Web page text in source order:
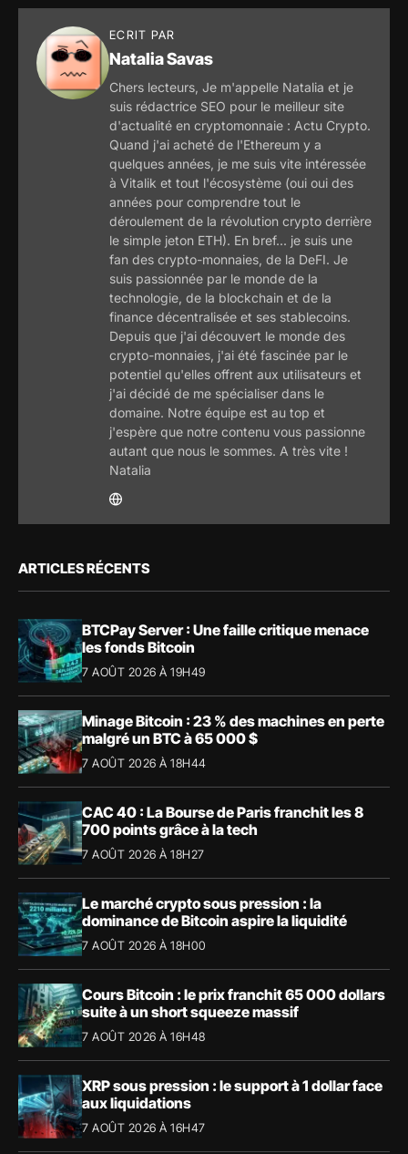
ECRIT PAR
Natalia Savas
Chers lecteurs, Je m'appelle Natalia et je
suis rédactrice SEO pour le meilleur site
d'actualité en cryptomonnaie : Actu Crypto.
Quand j'ai acheté de l'Ethereum y a
quelques années, je me suis vite intéressée
à Vitalik et tout l'écosystème (oui oui des
années pour comprendre tout le
déroulement de la révolution crypto derrière
le simple jeton ETH). En bref... je suis une
fan des crypto-monnaies, de la DeFI. Je
suis passionnée par le monde de la
technologie, de la blockchain et de la
finance décentralisée et ses stablecoins.
Depuis que j'ai découvert le monde des
crypto-monnaies, j'ai été fascinée par le
potentiel qu'elles offrent aux utilisateurs et
j'ai décidé de me spécialiser dans le
domaine. Notre équipe est au top et
j'espère que notre contenu vous passionne
autant que nous le sommes. A très vite !
Natalia
ARTICLES RÉCENTS
BTCPay Server : Une faille critique menace
les fonds Bitcoin
7 AOÛT 2026 À 19H49
Minage Bitcoin : 23 % des machines en perte
malgré un BTC à 65 000 $
7 AOÛT 2026 À 18H44
CAC 40 : La Bourse de Paris franchit les 8
700 points grâce à la tech
7 AOÛT 2026 À 18H27
Le marché crypto sous pression : la
dominance de Bitcoin aspire la liquidité
7 AOÛT 2026 À 18H00
Cours Bitcoin : le prix franchit 65 000 dollars
suite à un short squeeze massif
7 AOÛT 2026 À 16H48
XRP sous pression : le support à 1 dollar face
aux liquidations
7 AOÛT 2026 À 16H47